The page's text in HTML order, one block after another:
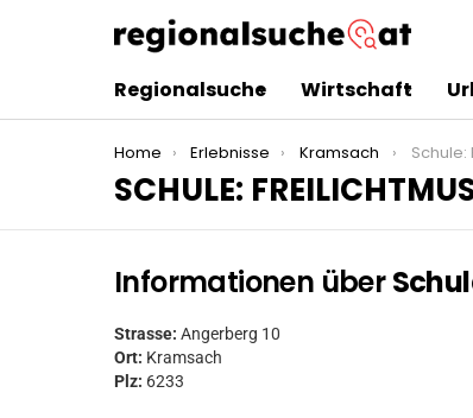
Regionalsuche Wirtschaft
You are here:
Home Erlebnisse Kramsach
SCHULE:
Informationen über
Strasse: Angerberg 10
Ort: Kramsach
Plz: 6233